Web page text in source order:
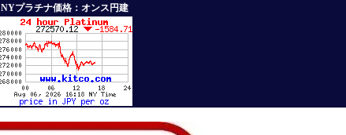
NYプラチナ価格：オンス円建